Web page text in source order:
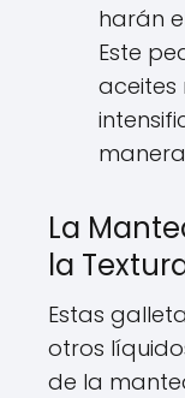
harán
Este
aceites
La
la
Estas
otros
de la